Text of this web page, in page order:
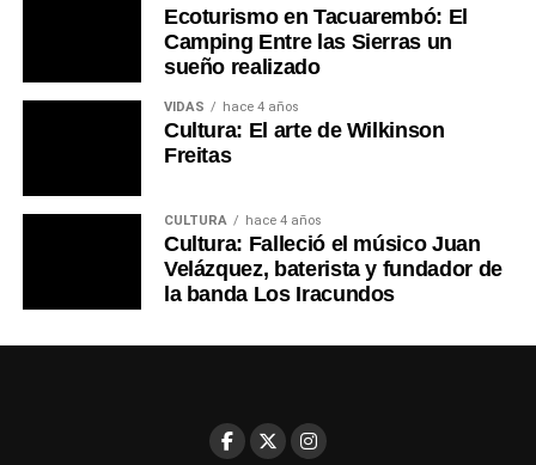
Ecoturismo en Tacuarembó: El
Camping Entre las Sierras un
sueño realizado
VIDAS hace 4 años
Cultura: El arte de Wilkinson
Freitas
CULTURA hace 4 años
Cultura: Falleció el músico Juan
Velázquez, baterista y fundador de
la banda Los Iracundos